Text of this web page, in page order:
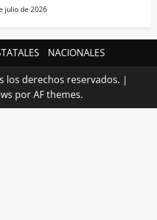
julio de 2026
NACIONALES
los derechos reservados. |
por AF themes.